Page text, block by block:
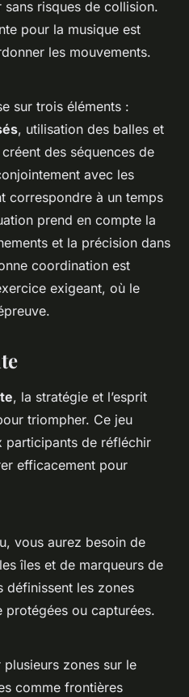
sans risques de collision.
pour la musique est
les mouvements.
sur trois éléments :
, utilisation des balles et
des séquences de
avec les
correspondre à un temps
prend en compte la
et la précision dans
coordination est
exigeant, où le
, la stratégie et l’esprit
triompher. Ce jeu
participants de réfléchir
efficacement pour
vous aurez besoin de
îles et de marqueurs de
définissent les zones
protégées ou capturées.
zones sur le
comme frontières